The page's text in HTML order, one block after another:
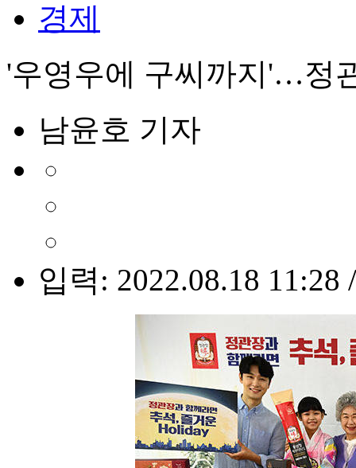
경제
'우영우에 구씨까지'…정
남윤호 기자
입력: 2022.08.18 11:28